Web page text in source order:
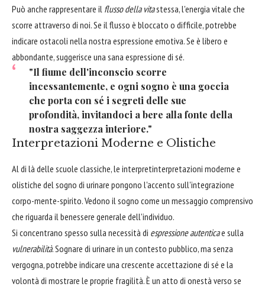
Può anche rappresentare il flusso della vitastessa, l'energia vitale che
scorre attraverso di noi. Se il flusso è bloccato o difficile, potrebbe
indicare ostacoli nella nostra espressione emotiva. Se è libero e
abbondante, suggerisce una sana espressione di sé.
"Il fiume dell'inconscio scorre
incessantemente, e ogni sogno è una goccia
che porta con sé i segreti delle sue
profondità, invitandoci a bere alla fonte della
nostra saggezza interiore."
Interpretazioni Moderne e Olistiche
Al di là delle scuole classiche, le interpretinterpretazioni moderne e
olistiche del sogno di urinare pongono l'accento sull'integrazione
corpo-mente-spirito. Vedono il sogno come un messaggio comprensivo
che riguarda il benessere generale dell'individuo.
Si concentrano spesso sulla necessità di espressione autenticae sulla
vulnerabilità. Sognare di urinare in un contesto pubblico, ma senza
vergogna, potrebbe indicare una crescente accettazione di sé e la
volontà di mostrare le proprie fragilità. È un atto di onestà verso se